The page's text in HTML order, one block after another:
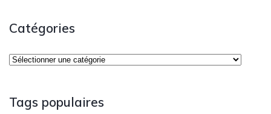
Catégories
Tags populaires